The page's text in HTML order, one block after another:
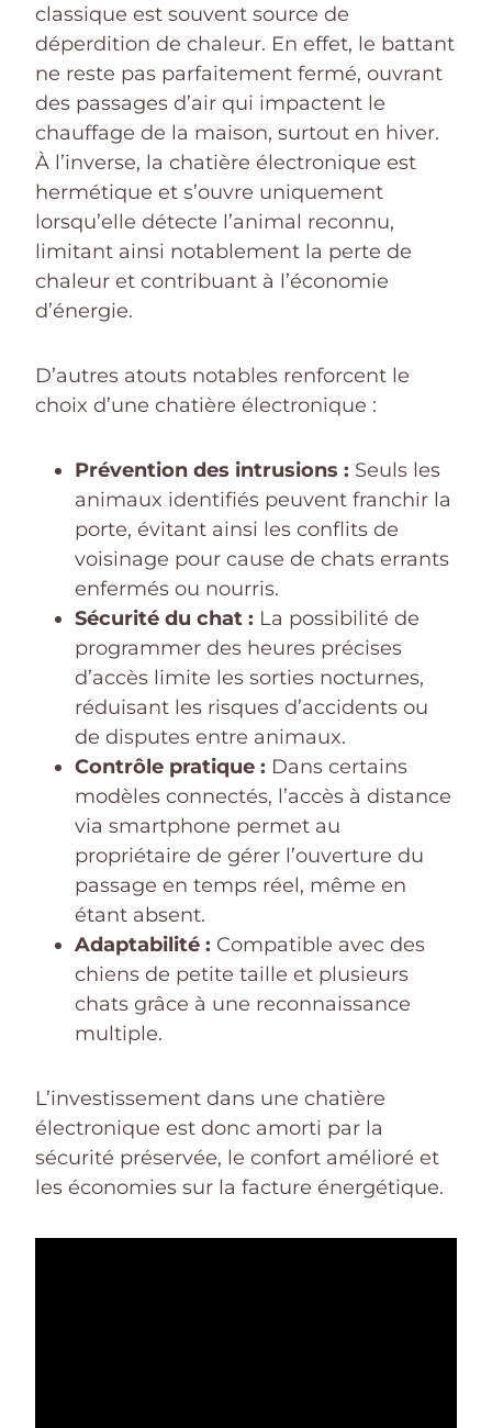
classique est souvent source de
déperdition de chaleur. En effet, le battant
ne reste pas parfaitement fermé, ouvrant
des passages d’air qui impactent le
chauffage de la maison, surtout en hiver.
À l’inverse, la chatière électronique est
hermétique et s’ouvre uniquement
lorsqu’elle détecte l’animal reconnu,
limitant ainsi notablement la perte de
chaleur et contribuant à l’économie
d’énergie.
D’autres atouts notables renforcent le
choix d’une chatière électronique :
Prévention des intrusions : Seuls les
animaux identifiés peuvent franchir la
porte, évitant ainsi les conflits de
voisinage pour cause de chats errants
enfermés ou nourris.
Sécurité du chat : La possibilité de
programmer des heures précises
d’accès limite les sorties nocturnes,
réduisant les risques d’accidents ou
de disputes entre animaux.
Contrôle pratique : Dans certains
modèles connectés, l’accès à distance
via smartphone permet au
propriétaire de gérer l’ouverture du
passage en temps réel, même en
étant absent.
Adaptabilité : Compatible avec des
chiens de petite taille et plusieurs
chats grâce à une reconnaissance
multiple.
L’investissement dans une chatière
électronique est donc amorti par la
sécurité préservée, le confort amélioré et
les économies sur la facture énergétique.